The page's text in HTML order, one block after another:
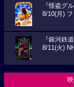
『怪盗グ
8/10(月)
『銀河鉄
8/11(火)